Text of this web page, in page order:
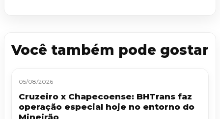
Você também pode gostar
05/08/2026
Cruzeiro x Chapecoense: BHTrans faz
operação especial hoje no entorno do
Mineirão